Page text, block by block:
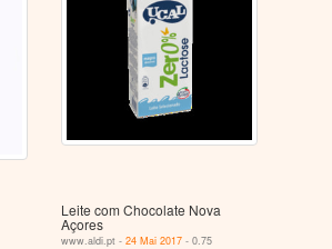
Leite com Chocolate Nova
Açores
www.aldi.pt -24 Mai 2017 - 0.75